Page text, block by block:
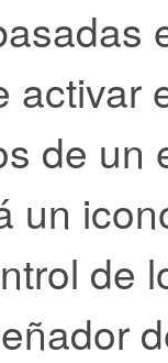
activar
de un
un
de